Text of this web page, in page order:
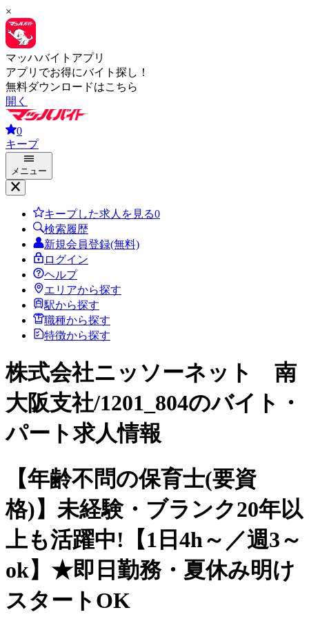
×
マッハバイトアプリ
アプリでお得にバイト探し！
無料ダウンロードはこちら
開く
0
キープ
メニュー
キープした求人を見る0
検索履歴
新規会員登録(無料)
ログイン
ヘルプ
エリアから探す
駅から探す
職種から探す
特徴から探す
株式会社ニッソーネット 南
大阪支社/1201_804のバイト・
パート求人情報
【年齢不問の保育士(要資
格)】未経験・ブランク20年以
上も活躍中!【1日4h～／週3～
ok】★即日勤務・夏休み明け
スタートOK